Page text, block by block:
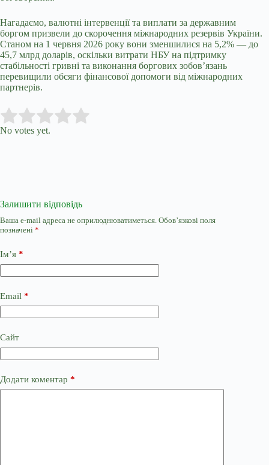
Нагадаємо, валютні інтервенції та виплати за державним
боргом призвели до скорочення міжнародних резервів України.
Станом на 1 червня 2026 року вони зменшилися на 5,2% — до
45,7 млрд доларів, оскільки витрати НБУ на підтримку
стабільності гривні та виконання боргових зобов’язань
перевищили обсяги фінансової допомоги від міжнародних
партнерів.
Rate this item:
No votes yet.
Залишити відповідь
Ваша e-mail адреса не оприлюднюватиметься. Обов’язкові поля
позначені *
Ім’я *
Email *
Сайт
Додати коментар *